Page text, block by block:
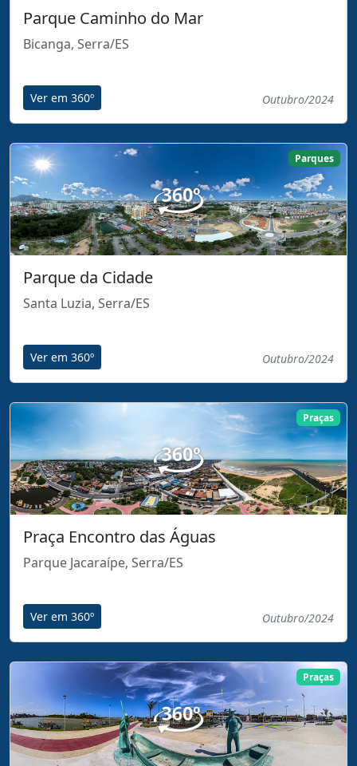
Parque Caminho do Mar
Bicanga, Serra/ES
Ver em 360º Outubro/2024
Parques
Parque da Cidade
Santa Luzia, Serra/ES
Ver em 360º Outubro/2024
Praças
Praça Encontro das Águas
Parque Jacaraípe, Serra/ES
Ver em 360º Outubro/2024
Praças